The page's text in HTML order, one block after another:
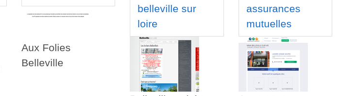
Aux Folies
Belleville
belleville sur
loire
assurances
mutuelles